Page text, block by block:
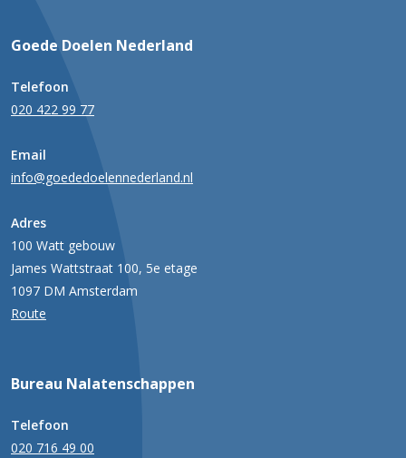
Goede Doelen Nederland
Telefoon
020 422 99 77
Email
info@goededoelennederland.nl
Adres
100 Watt gebouw
James Wattstraat 100, 5e etage
1097 DM Amsterdam
Route
Bureau Nalatenschappen
Telefoon
020 716 49 00